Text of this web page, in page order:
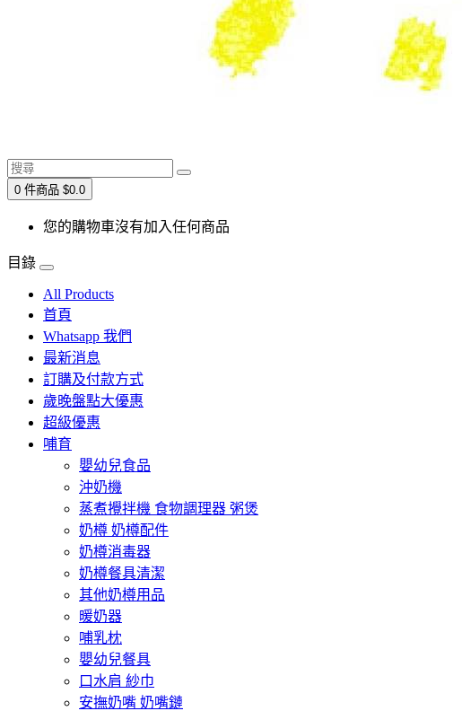
0 件商品 $0.0
您的購物車沒有加入任何商品
目錄
All Products
首頁
Whatsapp 我們
最新消息
訂購及付款方式
歲晚盤點大優惠
超級優惠
哺育
嬰幼兒食品
沖奶機
蒸煮攪拌機 食物調理器 粥煲
奶樽 奶樽配件
奶樽消毒器
奶樽餐具清潔
其他奶樽用品
暖奶器
哺乳枕
嬰幼兒餐具
口水肩 紗巾
安撫奶嘴 奶嘴鏈